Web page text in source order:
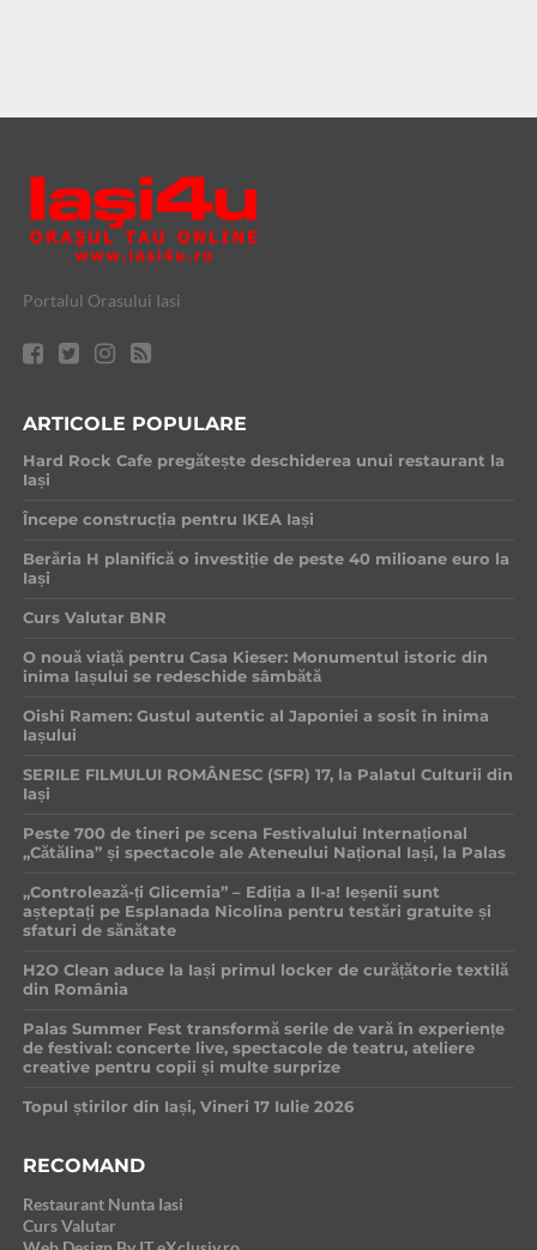
Portalul Orasului Iasi
ARTICOLE POPULARE
Hard Rock Cafe pregătește deschiderea unui restaurant la
Iași
Începe construcția pentru IKEA Iași
Berăria H planifică o investiție de peste 40 milioane euro la
Iași
Curs Valutar BNR
O nouă viață pentru Casa Kieser: Monumentul istoric din
inima Iașului se redeschide sâmbătă
Oishi Ramen: Gustul autentic al Japoniei a sosit în inima
Iașului
SERILE FILMULUI ROMÂNESC (SFR) 17, la Palatul Culturii din
Iași
Peste 700 de tineri pe scena Festivalului Internațional
„Cătălina” și spectacole ale Ateneului Național Iași, la Palas
„Controlează-ți Glicemia” – Ediția a II-a! Ieșenii sunt
așteptați pe Esplanada Nicolina pentru testări gratuite și
sfaturi de sănătate
H2O Clean aduce la Iași primul locker de curățătorie textilă
din România
Palas Summer Fest transformă serile de vară în experiențe
de festival: concerte live, spectacole de teatru, ateliere
creative pentru copii și multe surprize
Topul știrilor din Iași, Vineri 17 Iulie 2026
RECOMAND
Restaurant Nunta Iasi
Curs Valutar